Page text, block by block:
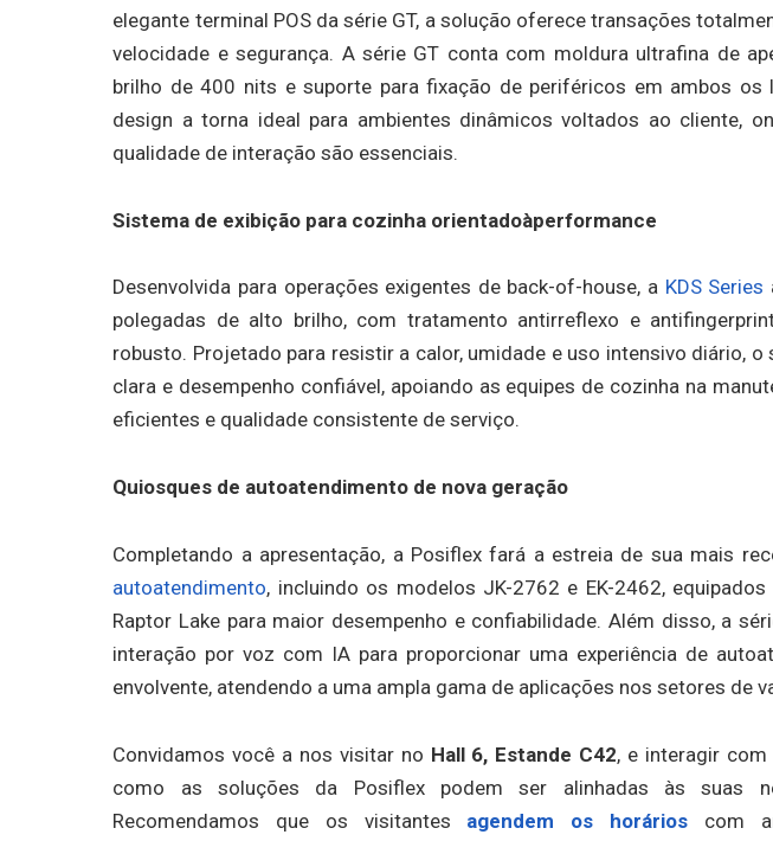
elegante terminal POS da série GT, a solução oferece transações
velocidade e segurança. A série GT conta com moldura ultrafina de
brilho de 400 nits e suporte para fixação de periféricos em ambos os
design a torna ideal para ambientes dinâmicos voltados ao cliente,
qualidade de interação são essenciais.
Sistema de exibição para cozinha orientadoàperformance
Desenvolvida para operações exigentes de back-of-house, a KDS Series
polegadas de alto brilho, com tratamento antirreflexo e
robusto. Projetado para resistir a calor, umidade e uso intensivo diário,
clara e desempenho confiável, apoiando as equipes de cozinha na
eficientes e qualidade consistente de serviço.
Quiosques de autoatendimento de nova geração
Completando a apresentação, a Posiflex fará a estreia de sua mais
autoatendimento, incluindo os modelos JK-2762 e EK-2462,
Raptor Lake para maior desempenho e confiabilidade. Além disso, a
interação por voz com IA para proporcionar uma experiência de
envolvente, atendendo a uma ampla gama de aplicações nos setores de
Convidamos você a nos visitar no Hall 6, Estande C42, e interagir com
como as soluções da Posiflex podem ser alinhadas às suas
Recomendamos que os visitantes agendem os horários com